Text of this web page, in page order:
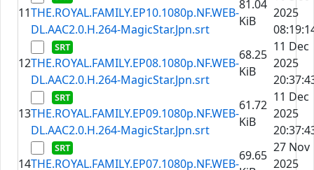
11THE.ROYAL.FAMILY.EP10.1080p.NF.WEB-
DL.AAC2.0.H.264-MagicStar.Jpn.srt
81.04
KiB
2025
12THE.ROYAL.FAMILY.EP08.1080p.NF.WEB-
DL.AAC2.0.H.264-MagicStar.Jpn.srt
68.25
KiB
11 Dec
2025
13THE.ROYAL.FAMILY.EP09.1080p.NF.WEB-
DL.AAC2.0.H.264-MagicStar.Jpn.srt
61.72
KiB
11 Dec
2025
14THE.ROYAL.FAMILY.EP07.1080p.NF.WEB-
69.65
27 Nov
2025